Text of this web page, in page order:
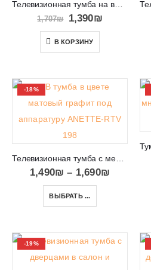
Телевизионная тумба на высоких ногах Diamond RTV154
1,707₪ 1,390₪
В КОРЗИНУ
-18%
Телевизионная тумба с местом для ТВ приставок и консолей ANETTE-RTV 198
1,490₪ – 1,690₪
ВЫБРАТЬ ...
-19%